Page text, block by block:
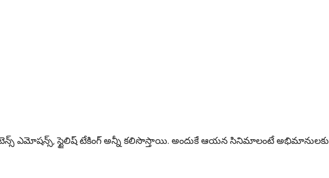
ఎమోషన్స్, స్టైలిష్ టేకింగ్ అన్నీ కలిసొస్తాయి. అందుకే ఆయన సినిమాలంటే అభిమానులకు